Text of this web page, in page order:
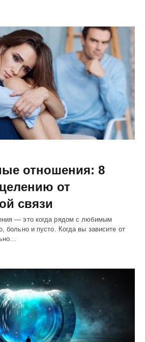
отношения: 8
от
связи
— это когда рядом с любимым
больно и пусто. Когда вы зависите от